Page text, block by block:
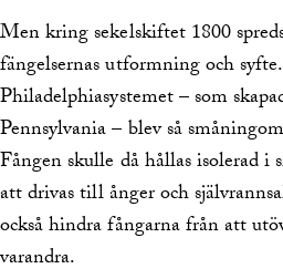
Men kring sekelskiftet 1800
fängelsernas utformning och
Philadelphiasystemet – som
Pennsylvania – blev så
Fången skulle då hållas isolerad
att drivas till ånger och
också hindra fångarna från att
varandra.